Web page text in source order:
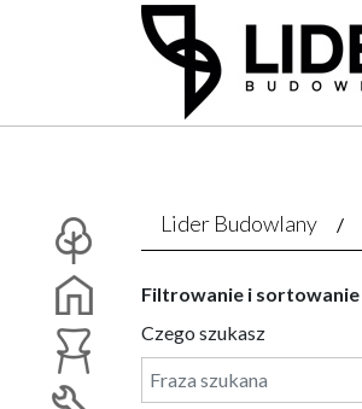
Lider Budowlany
Filtrowanie i sortowanie
Czego szukasz